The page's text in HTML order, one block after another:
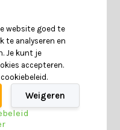
hoek loungeset
| wicker | Royal
| 3-delig - 246x194cm
website goed te
te analyseren en
Je kunt je
accepteren.
Weigeren